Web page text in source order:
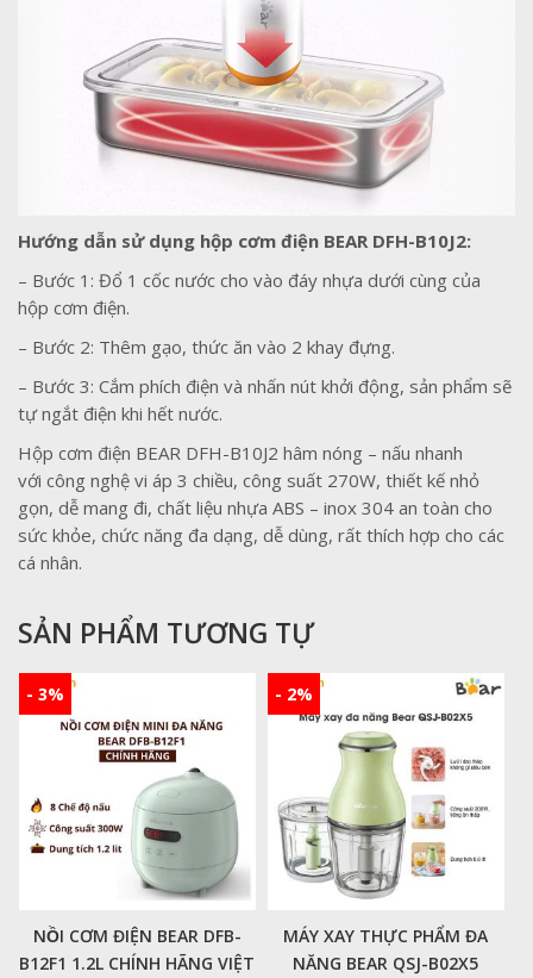
Hướng dẫn sử dụng hộp cơm điện BEAR DFH-B10J2:
– Bước 1: Đổ 1 cốc nước cho vào đáy nhựa dưới cùng của
hộp cơm điện.
– Bước 2: Thêm gạo, thức ăn vào 2 khay đựng.
– Bước 3: Cắm phích điện và nhấn nút khởi động, sản phẩm sẽ
tự ngắt điện khi hết nước.
Hộp cơm điện BEAR DFH-B10J2 hâm nóng – nấu nhanh
với công nghệ vi áp 3 chiều, công suất 270W, thiết kế nhỏ
gọn, dễ mang đi, chất liệu nhựa ABS – inox 304 an toàn cho
sức khỏe, chức năng đa dạng, dễ dùng, rất thích hợp cho các
cá nhân.
SẢN PHẨM TƯƠNG TỰ
- 3%
NỒI CƠM ĐIỆN BEAR DFB-
B12F1 1.2L CHÍNH HÃNG VIỆT
- 2%
MÁY XAY THỰC PHẨM ĐA
NĂNG BEAR QSJ-B02X5